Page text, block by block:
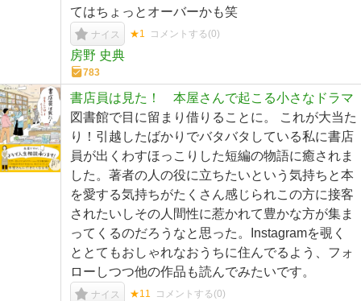
てはちょっとオーバーかも笑
ナイス ★1 コメントする(0)
房野 史典
783
書店員は見た！ 本屋さんで起こる小さなドラマ
図書館で目に留まり借りることに。 これが大当た
り！引越したばかりでバタバタしている私に書店
員が出くわすほっこりした短編の物語に癒されま
した。著者の人の役に立ちたいという気持ちと本
を愛する気持ちがたくさん感じられこの方に接客
されたいしその人間性に惹かれて豊かな方が集ま
ってくるのだろうなと思った。Instagramを覗く
ととてもおしゃれなおうちに住んでるよう、フォ
ローしつつ他の作品も読んでみたいです。
ナイス ★11 コメントする(0)